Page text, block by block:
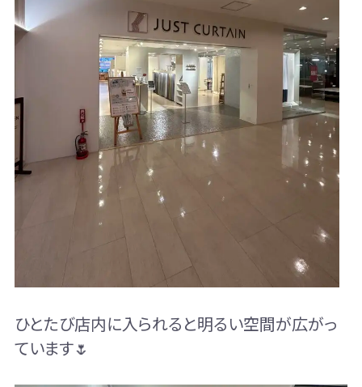
ひとたび店内に入られると明るい空間が広がっ
ています🌷